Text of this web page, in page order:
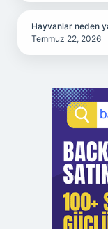
Hayvanlar neden
Temmuz 22, 2026